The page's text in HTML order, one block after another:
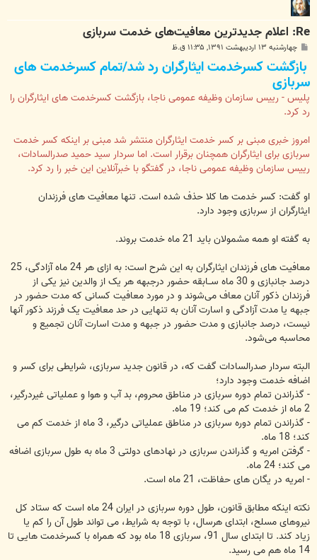
Re: اعلام جدید‌ترین معافیت‌های خدمت سربازی
س
ت
چهارشنبه ۱۳ اردیبهشت ۱۳۹۱, ۱۱:۳۵ ق.ظ
بازگشت کسرخدمت ایثارگران رد شد/تمام کسرخدمت های
سربازی
پلیس - رییس سازمان وظیفه عمومی ناجا، بازگشت کسرخدمت های ایثارگران را
رد کرد.
امروز خبری مبنی بر کسر خدمت ایثارگران منتشر شد مبنی بر اینکه کسر خدمت
سربازی برای ایثارگران همچنان برقرار است. اما سردار سید حمید صدرالسادات،
رییس سازمان وظیفه عمومی ناجا، در گفتگو با خبرآنلاین این خبر را رد کرد.
او گفت: کسر خدمت ها کلا حذف شده است. تنها معافیت های فرزندان
ایثارگران از سربازی وجود دارد.
به گفته او همه مشمولان باید 21 ماه خدمت بروند.
معافیت های فرزندان ایثارگران به این شرح است: به ازای هر 24 ماه آزادگی، 25
درصد جانبازی و 30 ماه ســابقه حضور درجبهه هر یک از والدین نیز یکی از
فرزندان ذکور آنان معاف می‌شوند و در مورد معافیت کسانی که مدت حضور در
جبهه یا مدت آزادگی و اسارت آنان به تنهایی در حد معافیت یک فرزند ذکور آنها
نیست، درصد جانبازی و مدت حضور در جبهه و مدت اسارت آنان تجمیع و
محاسبه می‌شود.
البته سردار صدرالسادات گفت که، در قانون جدید سربازی، شرایطی برای کسر و
اضافه خدمت وجود دارد؛
- گذراندن تمام دوره سربازی در مناطق محروم، بد آب و هوا و عملیاتی غیردرگیر،
2 ماه از خدمت کم می کند؛ 19 ماه.
- گذراندن تمام دوره سربازی در مناطق عملیاتی درگیر، 3 ماه از خدمت کم می
کند؛ 18 ماه.
- گرفتن امریه و گذراندن سربازی در نهادهای دولتی 3 ماه به طول سربازی اضافه
می کند؛ 24 ماه.
- امریه در یگان های حفاظت، 21 ماه است.
نکته اینکه مطابق قانون، طول دوره سربازی در ایران 24 ماه است که ستاد کل
نیروهای مسلح، ابتدای هرسال، با توجه به شرایط، می تواند طول آن را کم یا
زیاد کند. تا ابتدای سال 91، سربازی 18 ماه بود که همراه با کسرخدمت هایی تا
14 ماه هم می رسید.